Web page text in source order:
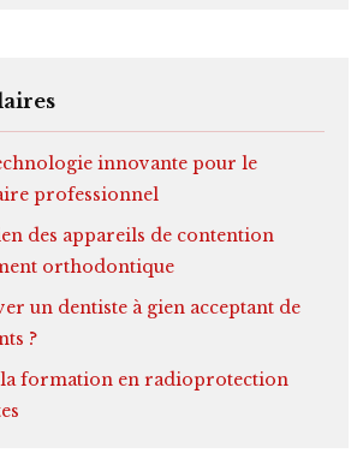
innovante pour le
professionnel
des appareils de contention
orthodontique
un dentiste à gien acceptant de
?
formation en radioprotection